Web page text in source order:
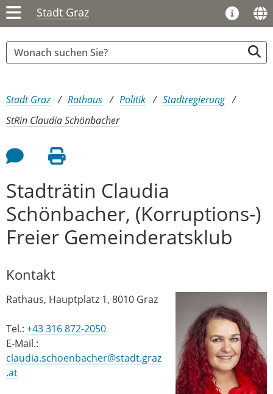
Stadt Graz
Sie sind hier:
Stadt Graz Rathaus Politik
Stadtregierung
StRin Claudia Schönbacher
Feedback an Autor
Seite drucken
Stadträtin Claudia
Schönbacher, (Korruptions-)
Freier Gemeinderatsklub
Kontakt
Rathaus, Hauptplatz 1, 8010 Graz
Tel.: +43 316 872-2050
E-Mail.:
claudia.schoenbacher@stadt.graz
.at